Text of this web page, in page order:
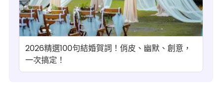
2026精選100句結婚賀詞！俏皮、幽默、創意，
一次搞定！